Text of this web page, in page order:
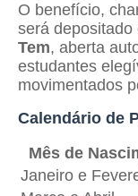
O benefício,
será
Tem, aberta
estudantes
movimentados
Calendário de
Mês de
Janeiro e